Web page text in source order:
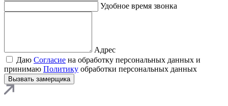
Удобное время звонка
Адрес
Даю Согласие на обработку персональных данных и
принимаю Политику обработки персональных данных
Вызвать замерщика